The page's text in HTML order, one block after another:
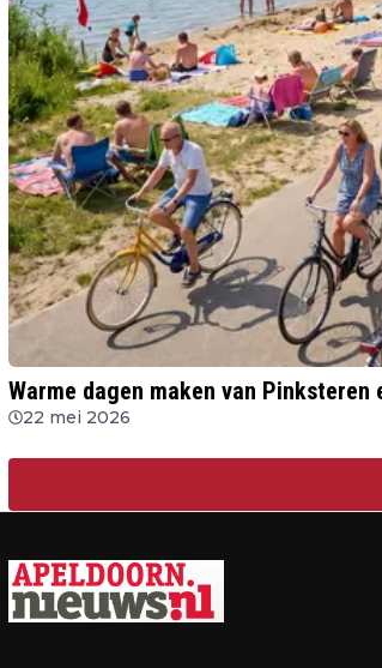
Warme dagen maken van
22 mei 2026